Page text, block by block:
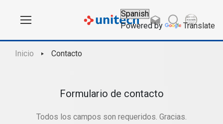
Powered by Translate
Inicio Contacto
Formulario de contacto
Todos los campos son requeridos. Gracias.